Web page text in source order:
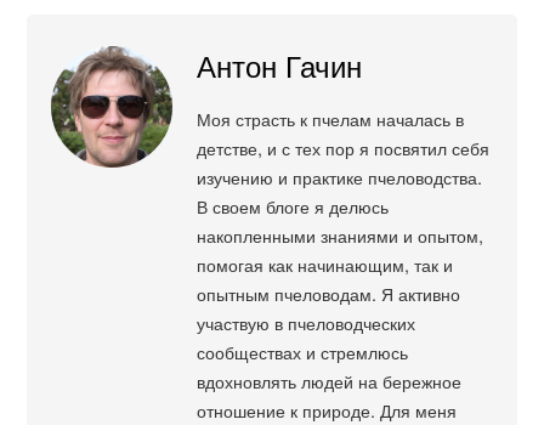
Антон Гачин
Моя страсть к пчелам началась в
детстве, и с тех пор я посвятил себя
изучению и практике пчеловодства.
В своем блоге я делюсь
накопленными знаниями и опытом,
помогая как начинающим, так и
опытным пчеловодам. Я активно
участвую в пчеловодческих
сообществах и стремлюсь
вдохновлять людей на бережное
отношение к природе. Для меня